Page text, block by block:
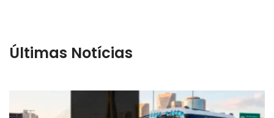
Últimas Notícias